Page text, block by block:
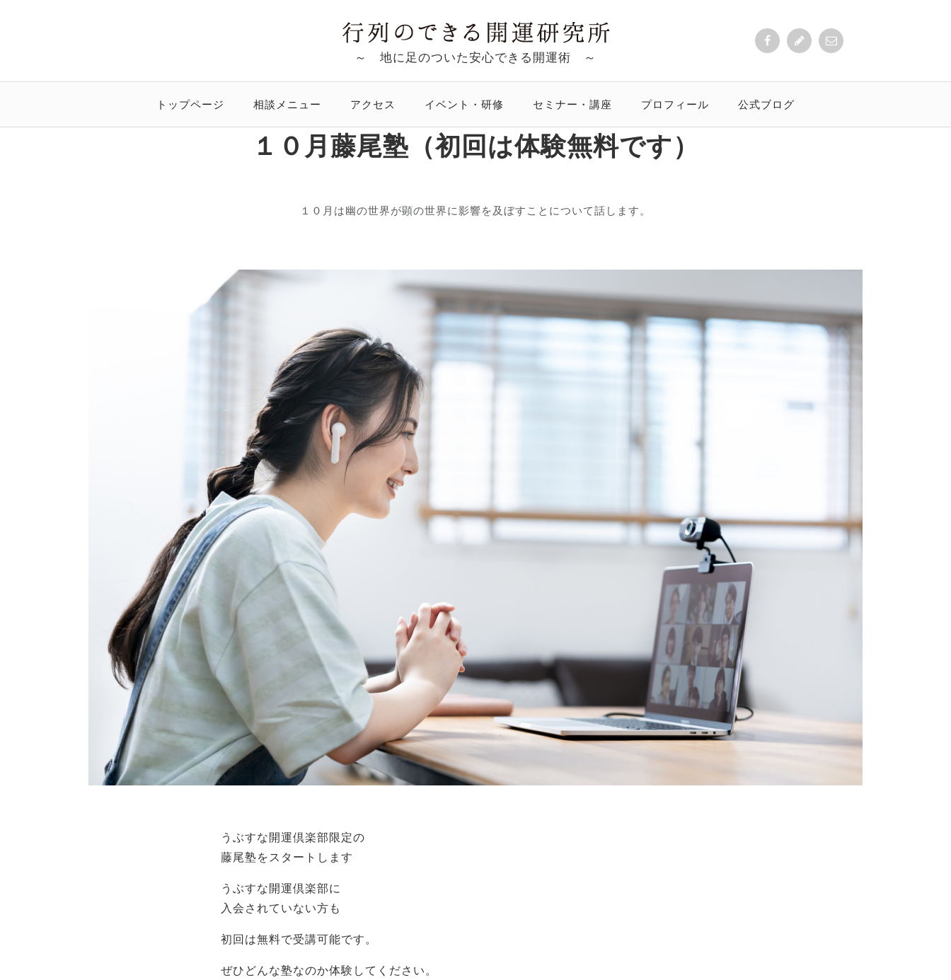
～ 地に足のついた安心できる開運術 ～
トップページ 相談メニュー アクセス イベント・研修 セミナー・講座 プロフィール 公式ブログ
１０月藤尾塾（初回は体験無料です）
１０月は幽の世界が顕の世界に影響を及ぼすことについて話します。
うぶすな開運倶楽部限定の
藤尾塾をスタートします
うぶすな開運倶楽部に
入会されていない方も
初回は無料で受講可能です。
ぜひどんな塾なのか体験してください。